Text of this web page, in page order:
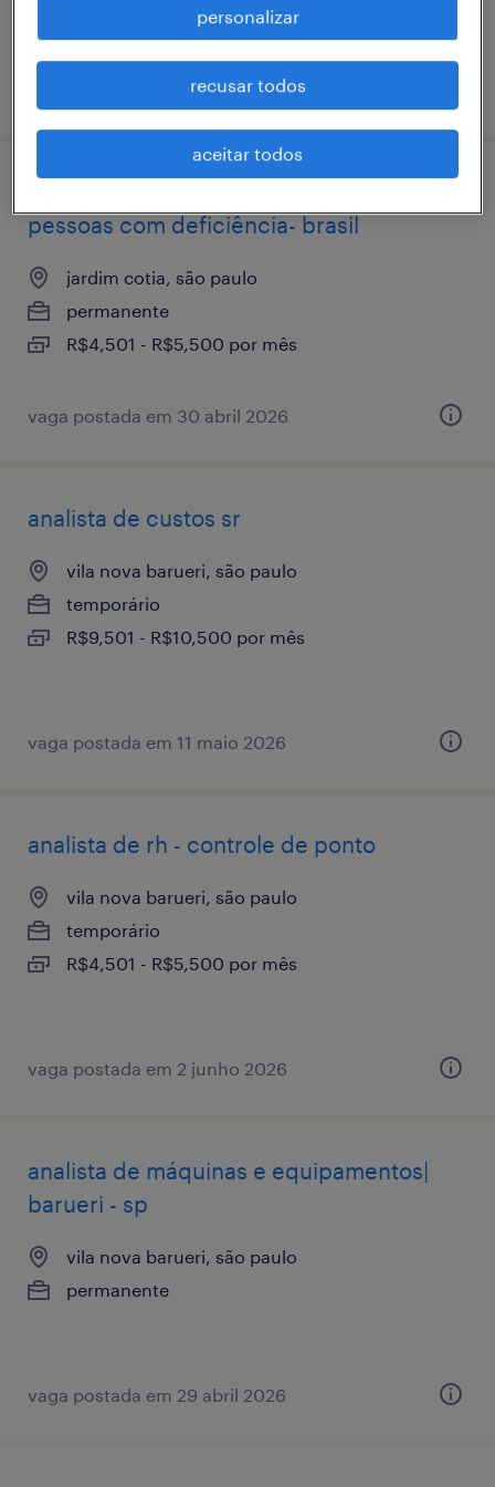
vaga postada em 25 março 2026
pessoas com deficiência- brasil
jardim cotia, são paulo
permanente
R$4,501 - R$5,500 por mês
vaga postada em 30 abril 2026
analista de custos sr
vila nova barueri, são paulo
temporário
R$9,501 - R$10,500 por mês
vaga postada em 11 maio 2026
analista de rh - controle de ponto
vila nova barueri, são paulo
temporário
R$4,501 - R$5,500 por mês
vaga postada em 2 junho 2026
analista de máquinas e equipamentos|
barueri - sp
vila nova barueri, são paulo
permanente
vaga postada em 29 abril 2026
personalizar
recusar todos
aceitar todos